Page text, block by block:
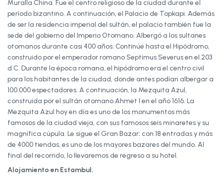
Muralla China. Fue el centro religioso de la ciudad durante el
período bizantino. A continuación, el Palacio de Topkapi. Además
de ser la residencia imperial del sultán, el palacio también fue la
sede del gobierno del Imperio Otomano. Albergó a los sultanes
otomanos durante casi 400 años. Continúe hasta el Hipódromo,
construido por el emperador romano Septimus Severus en el 203
d.C. Durante la época romana, el hipódromo era el centro civil
para los habitantes de la ciudad, donde antes podían albergar a
100.000 espectadores. A continuación, la Mezquita Azul,
construida por el sultán otomano Ahmet I en el año 1616. La
Mezquita Azul hoy en día es uno de los monumentos más
famosos de la ciudad vieja, con sus famosos seis minaretes y su
magnífica cúpula. Le sigue el Gran Bazar; con 18 entradas y más
de 4000 tiendas, es uno de los mayores bazares del mundo. Al
final del recorrido, lo llevaremos de regreso a su hotel.
Alojamiento en Estambul.